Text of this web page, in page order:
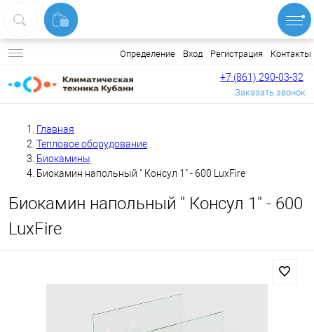
Определение Вход Регистрация Контакты
+7 (861) 290-03-32
Заказать звонок
Главная
Тепловое оборудование
Биокамины
Биокамин напольный " Консул 1" - 600 LuxFire
Биокамин напольный " Консул 1" - 600
LuxFire